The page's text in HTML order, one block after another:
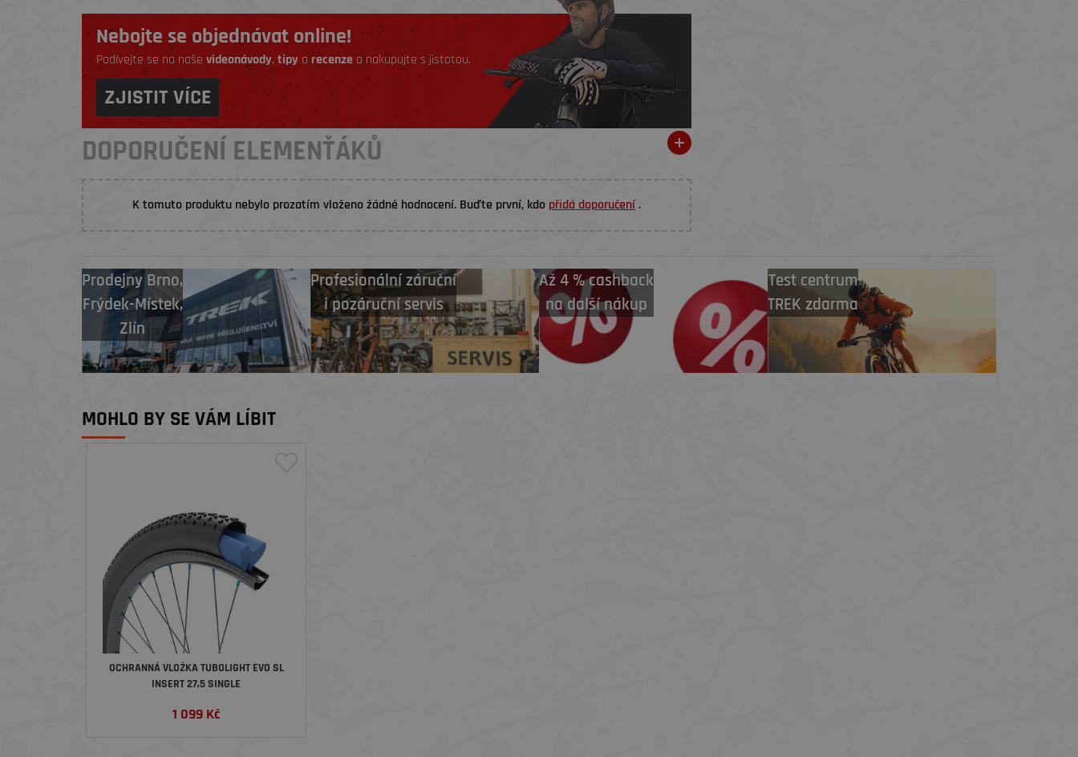
Nebojte se objednávat online!
Podívejte se na naše videonávody, tipy a recenze a nakupujte s jistotou.
ZJISTIT VÍCE
DOPORUČENÍ ELEMENŤÁKŮ
K tomuto produktu nebylo prozatím vloženo žádné hodnocení. Buďte první, kdo přidá doporučení.
ProdejnyBrno,
Frýdek-Místek,
Zlín
Profesionální záruční
i pozáruční servis
Až 4 % cashback
na další nákup
Test centrum
TREK zdarma
MOHLO BY SE VÁM LÍBIT
OCHRANNÁ VLOŽKA TUBOLIGHT EVO SL
INSERT 27,5 SINGLE
1 099 Kč